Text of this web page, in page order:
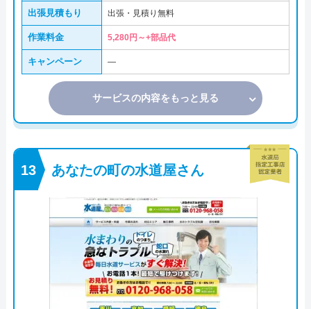
出張見積もり 出張・見積り無料
作業料金 5,280円～+部品代
キャンペーン ―
サービスの内容をもっと見る
あなたの町の水道屋さん